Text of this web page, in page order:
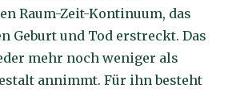
Raum-Zeit-Kontinuum, das
Geburt und Tod erstreckt. Das
mehr noch weniger als
annimmt. Für ihn besteht